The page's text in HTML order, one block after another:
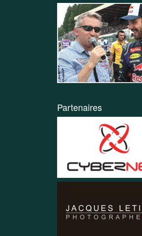
Partenaires